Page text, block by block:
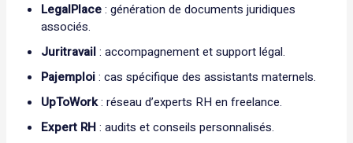
LegalPlace: génération de documents juridiques
associés.
Juritravail: accompagnement et support légal.
Pajemploi: cas spécifique des assistants maternels.
UpToWork: réseau d’experts RH en freelance.
Expert RH: audits et conseils personnalisés.